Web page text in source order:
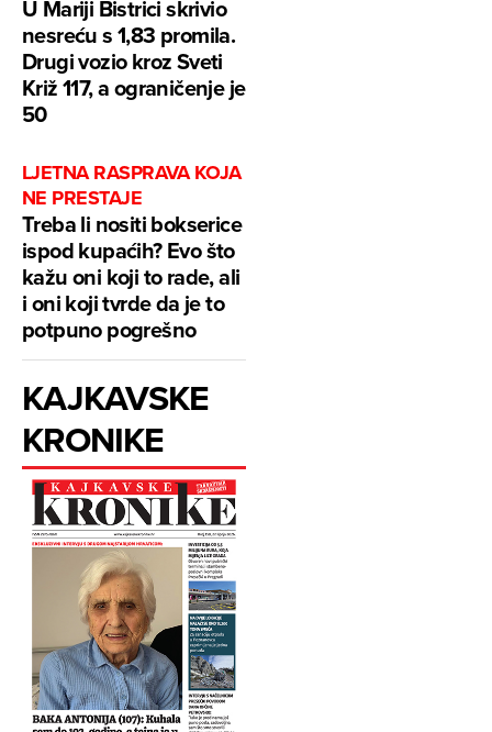
U Mariji Bistrici skrivio
nesreću s 1,83 promila.
Drugi vozio kroz Sveti
Križ 117, a ograničenje je
50
LJETNA RASPRAVA KOJA
NE PRESTAJE
Treba li nositi bokserice
ispod kupaćih? Evo što
kažu oni koji to rade, ali
i oni koji tvrde da je to
potpuno pogrešno
KAJKAVSKE
KRONIKE